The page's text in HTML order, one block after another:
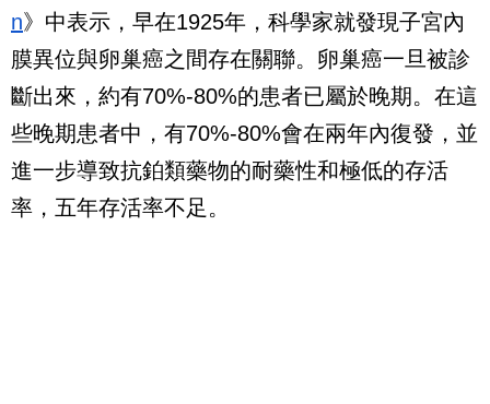
n》中表示，早在1925年，科學家就發現子宮內
膜異位與卵巢癌之間存在關聯。卵巢癌一旦被診
斷出來，約有70%-80%的患者已屬於晚期。在這
些晚期患者中，有70%-80%會在兩年內復發，並
進一步導致抗鉑類藥物的耐藥性和極低的存活
率，五年存活率不足。